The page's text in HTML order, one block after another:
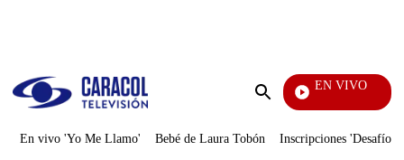
Enviar
EN VIVO
Doble Vía
En vivo 'Yo Me Llamo' Bebé de Laura Tobón Inscripciones 'Desafío'